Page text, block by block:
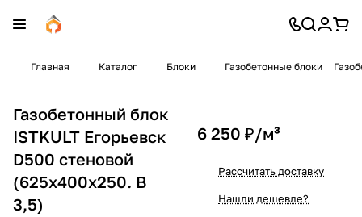
Главная Каталог Блоки Газобетонные блоки
Газобетонный блок
ISTKULT Егорьевск
D500 стеновой
(625x400x250. B
3,5)
6 250 ₽/м³
Рассчитать доставку
Нашли дешевле?